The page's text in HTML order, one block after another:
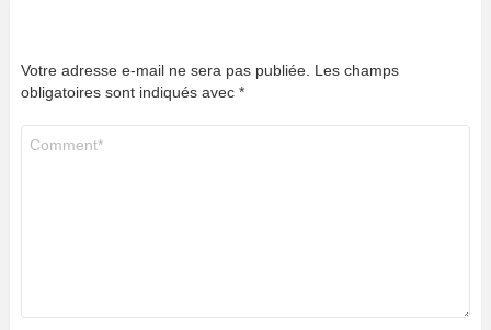
Votre adresse e-mail ne sera pas publiée. Les champs
obligatoires sont indiqués avec *